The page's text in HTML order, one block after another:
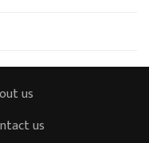
us
us